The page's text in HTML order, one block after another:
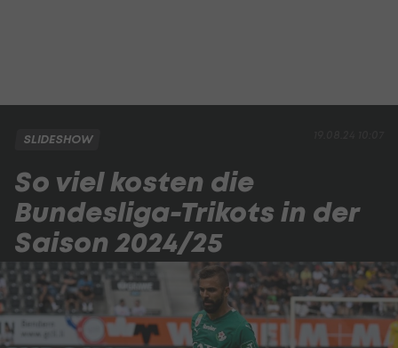
SLIDESHOW
So viel kosten die
Bundesliga-Trikots in der
Saison 2024/25